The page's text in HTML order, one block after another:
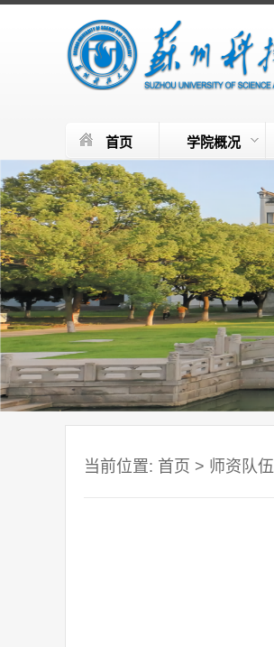
首页 学院概况
当前位置: 首页 > 师资队伍